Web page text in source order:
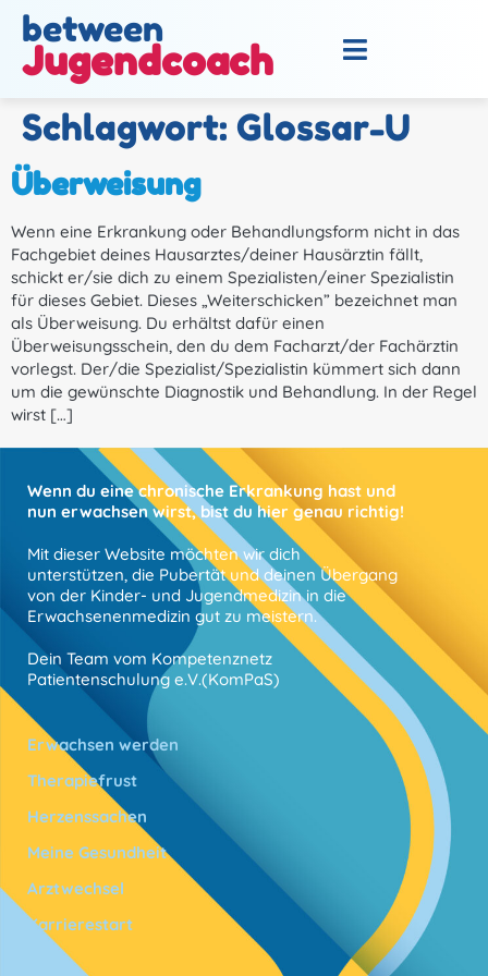
between
Jugendcoach
Schlagwort: Glossar-U
Überweisung
Wenn eine Erkrankung oder Behandlungsform nicht in das
Fachgebiet deines Hausarztes/deiner Hausärztin fällt,
schickt er/sie dich zu einem Spezialisten/einer Spezialistin
für dieses Gebiet. Dieses „Weiterschicken” bezeichnet man
als Überweisung. Du erhältst dafür einen
Überweisungsschein, den du dem Facharzt/der Fachärztin
vorlegst. Der/die Spezialist/Spezialistin kümmert sich dann
um die gewünschte Diagnostik und Behandlung. In der Regel
wirst […]
Wenn du eine chronische Erkrankung hast und
nun erwachsen wirst, bist du hier genau richtig!
Mit dieser Website möchten wir dich
unterstützen, die Pubertät und deinen Übergang
von der Kinder- und Jugendmedizin in die
Erwachsenenmedizin gut zu meistern.
Dein Team vom Kompetenznetz
Patientenschulung e.V.(KomPaS)
Erwachsen werden
Therapiefrust
Herzenssachen
Meine Gesundheit
Arztwechsel
Karrierestart